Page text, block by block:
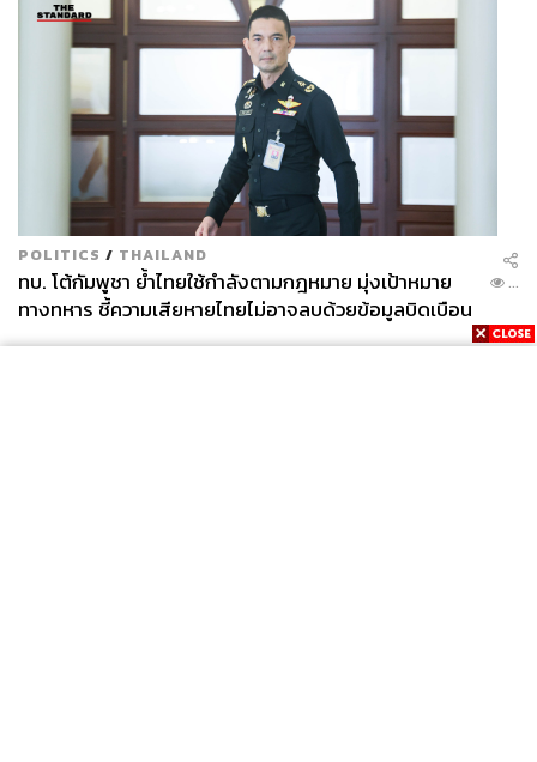
POLITICS / THAILAND
ทบ. โต้กัมพูชา ย้ำไทยใช้กำลังตามกฎหมาย มุ่งเป้าหมาย
ทางทหาร ชี้ความเสียหายไทยไม่อาจลบด้วยข้อมูลบิดเบือน
...